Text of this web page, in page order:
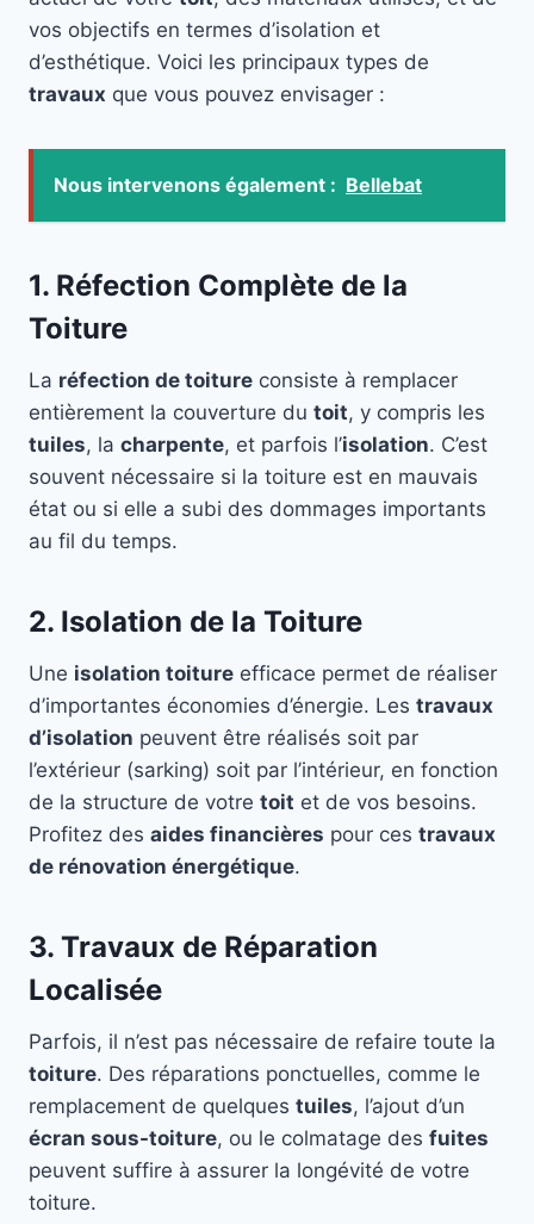
vos objectifs en termes d’isolation et
d’esthétique. Voici les principaux types de
travaux que vous pouvez envisager :
Nous intervenons également : Bellebat
1. Réfection Complète de la
Toiture
La réfection de toiture consiste à remplacer
entièrement la couverture du toit, y compris les
tuiles, la charpente, et parfois l’isolation. C’est
souvent nécessaire si la toiture est en mauvais
état ou si elle a subi des dommages importants
au fil du temps.
2. Isolation de la Toiture
Une isolation toiture efficace permet de réaliser
d’importantes économies d’énergie. Les travaux
d’isolation peuvent être réalisés soit par
l’extérieur (sarking) soit par l’intérieur, en fonction
de la structure de votre toit et de vos besoins.
Profitez des aides financières pour ces travaux
de rénovation énergétique.
3. Travaux de Réparation
Localisée
Parfois, il n’est pas nécessaire de refaire toute la
toiture. Des réparations ponctuelles, comme le
remplacement de quelques tuiles, l’ajout d’un
écran sous-toiture, ou le colmatage des fuites
peuvent suffire à assurer la longévité de votre
toiture.